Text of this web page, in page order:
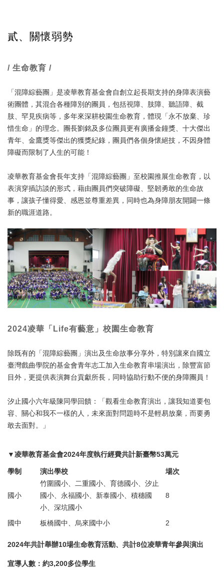
貳、關懷弱勢
/ 生命教育 /
「混障綜藝團」是凌華教育基金會自創立起長期支持的身障表演藝
術團體，其混合各種障別的團員，包括視障、肢障、聽語障、截
肢、罕見疾病等，多年來深耕校園生命教育，體現「永不放棄、珍
惜生命」的理念。團長劉銘及多位團員更有廣播金鐘獎、十大傑出
青年、金鷹獎等傑出的獲獎紀錄，團員們各個身懷絕技，不因身體
障礙而限制了人生的可能！
凌華教育基金會長年支持「混障綜藝團」至校園推展生命教育，以
表演穿插訪談的形式，藉由團員們突破障礙、堅韌勇敢的生命故
事，讓孩子懂得愛、感恩並尊重差異，同時也為身障朋友開闢一條
新的職涯道路。
2024凌華「Life有藝意」校園生命教育
除既有的「混障綜藝團」演出及生命故事分享外，特別讓來自國立
臺灣戲曲學院的基金會青年志工加入生命教育串場演出，除豐富節
目外，更提供表演舞台貢獻所長，同時協助行動不便的身障團員！
汐止國小六年級陳同學回饋：「觀看生命教育演出，讓我知道要包
容、關心和我不一樣的人，未來面對問題時不是輕易放棄，而要勇
敢去面對。­」
▼凌華教育基金會2024年度執行經費共計新臺幣53萬元
學制 演出學校 場次
國小
竹圍國小、二重國小、育德國小、汐止
國小、永福國小、新泰國小、積穗國
小、深坑國小
8
國中 板橋國中、烏來國中小 2
2024年共計舉辦10場生命教育活動、共計8位凌華青年參與演出
宣導人數：約3,200多位學生